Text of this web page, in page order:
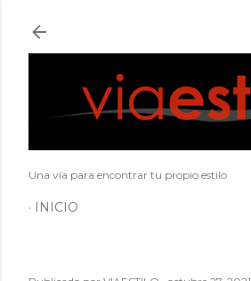
Una vía para encontrar tu propio estilo
INICIO